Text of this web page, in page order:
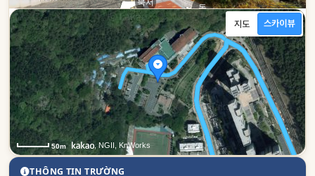
북서
동
50m , NGII, KnWorks
THÔNG TIN TRƯỜNG